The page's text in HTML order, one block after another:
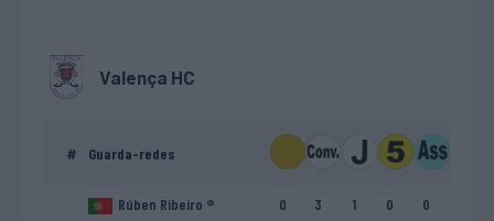
Valença HC
# Guarda-redes
Rúben Ribeiro ® 0 3 1 0 0